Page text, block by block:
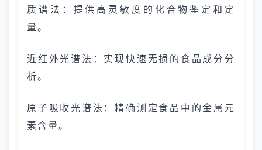
质谱法：提供高灵敏度的化合物鉴定和定
量。
近红外光谱法：实现快速无损的食品成分分
析。
原子吸收光谱法：精确测定食品中的金属元
素含量。